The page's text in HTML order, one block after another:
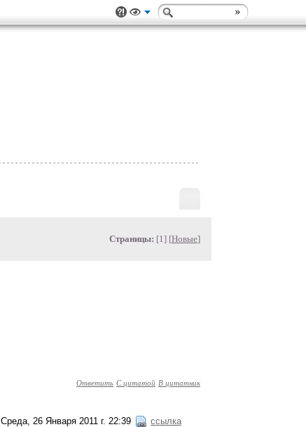
Страницы: [1] [Новые]
Ответить С цитатой В цитатник
Среда, 26 Января 2011 г. 22:39 ссылка